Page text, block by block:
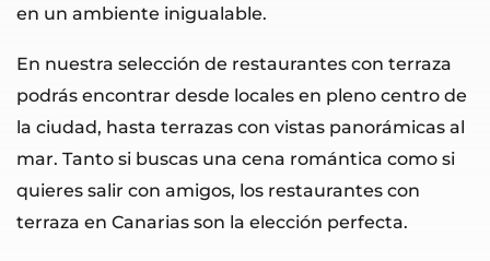
en un ambiente inigualable.
En nuestra selección de restaurantes con terraza
podrás encontrar desde locales en pleno centro de
la ciudad, hasta terrazas con vistas panorámicas al
mar. Tanto si buscas una cena romántica como si
quieres salir con amigos, los restaurantes con
terraza en Canarias son la elección perfecta.